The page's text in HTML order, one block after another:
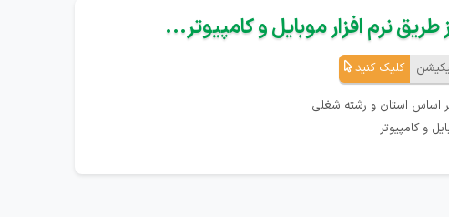
طریق نرم افزار موبایل و کامپیوتر...
کلیک کنید
اساس استان و رشته شغلی
و کامپیوتر